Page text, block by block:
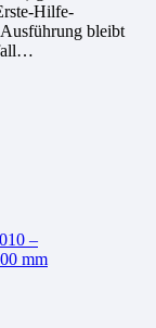
Hilfe-
bleibt